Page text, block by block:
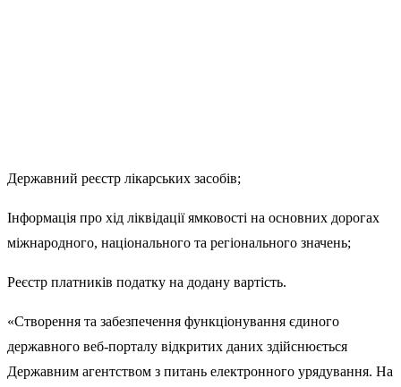
Державний реєстр лікарських засобів;
Інформація про хід ліквідації ямковості на основних дорогах
міжнародного, національного та регіонального значень;
Реєстр платників податку на додану вартість.
«Створення та забезпечення функціонування єдиного
державного веб-порталу відкритих даних здійснюється
Державним агентством з питань електронного урядування. На